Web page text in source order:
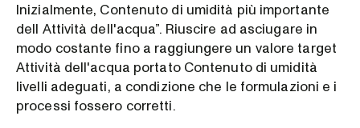
Inizialmente, Contenuto di umidità più importante
dell Attività dell'acqua”. Riuscire ad asciugare in
modo costante fino a raggiungere un valore target
Attività dell'acqua portato Contenuto di umidità
livelli adeguati, a condizione che le formulazioni e i
processi fossero corretti.